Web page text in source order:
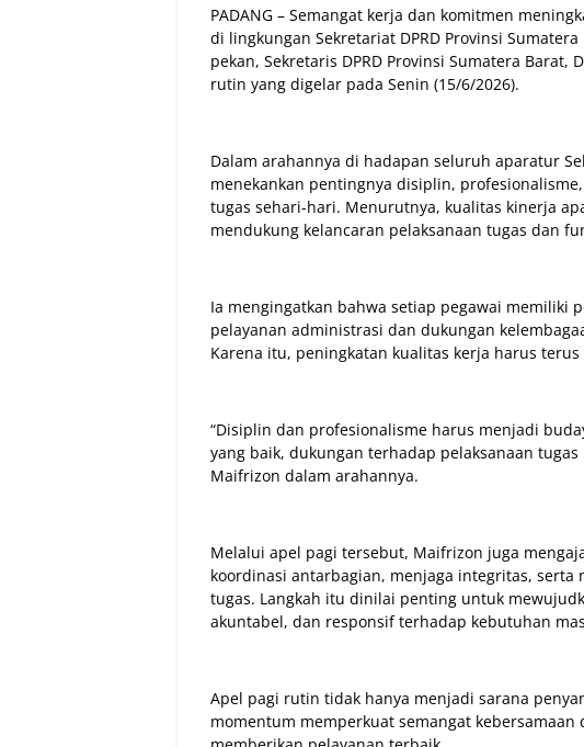
PADANG – Semangat kerja dan komitmen
di lingkungan Sekretariat DPRD Provinsi
pekan, Sekretaris DPRD Provinsi Sumatera
rutin yang digelar pada Senin (15/6/2026).
Dalam arahannya di hadapan seluruh aparatur
menekankan pentingnya disiplin,
tugas sehari-hari. Menurutnya, kualitas kinerja
mendukung kelancaran pelaksanaan tugas dan
Ia mengingatkan bahwa setiap pegawai memiliki
pelayanan administrasi dan dukungan
Karena itu, peningkatan kualitas kerja harus
“Disiplin dan profesionalisme harus menjadi
yang baik, dukungan terhadap pelaksanaan tugas
Maifrizon dalam arahannya.
Melalui apel pagi tersebut, Maifrizon juga
koordinasi antarbagian, menjaga integritas, serta
tugas. Langkah itu dinilai penting untuk
akuntabel, dan responsif terhadap kebutuhan
Apel pagi rutin tidak hanya menjadi sarana
momentum memperkuat semangat